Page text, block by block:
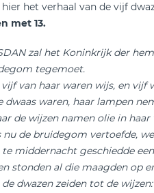
hier het verhaal van de vijf
met 13.
zal het Koninkrijk der
tegemoet.
vijf van haar waren wijs, en vijf
dwaas waren, haar lampen
de wijzen namen olie in
nu de bruidegom vertoefde,
te middernacht geschiedde
stonden al die maagden op
de dwazen zeiden tot de